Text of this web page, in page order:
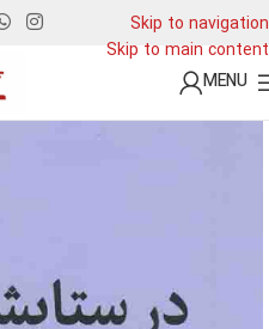
Skip to navigation
Skip to main content
MENU